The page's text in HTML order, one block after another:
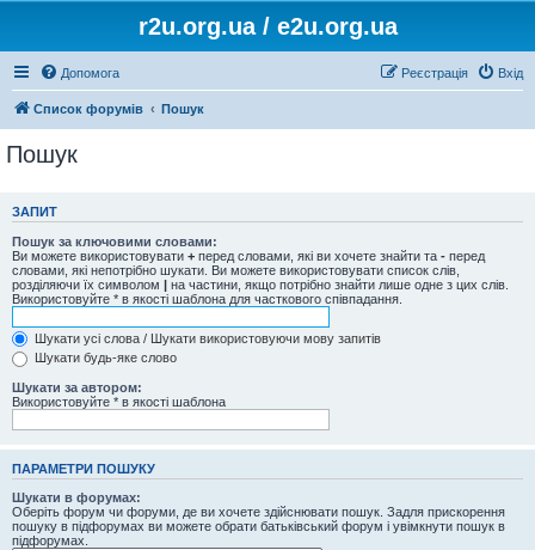
r2u.org.ua / e2u.org.ua
Допомога Вхід
Реєстрація
Список форумів Пошук
Пошук
ЗАПИТ
Пошук за ключовими словами:
Ви можете використовувати + перед словами, які ви хочете знайти та - перед
словами, які непотрібно шукати. Ви можете використовувати список слів,
розділяючи їх символом | на частини, якщо потрібно знайти лише одне з цих слів.
Використовуйте * в якості шаблона для часткового співпадання.
Шукати усі слова / Шукати використовуючи мову запитів
Шукати будь-яке слово
Шукати за автором:
Використовуйте * в якості шаблона
ПАРАМЕТРИ ПОШУКУ
Шукати в форумах:
Оберіть форум чи форуми, де ви хочете здійснювати пошук. Задля прискорення
пошуку в підфорумах ви можете обрати батьківський форум і увімкнути пошук в
підфорумах.